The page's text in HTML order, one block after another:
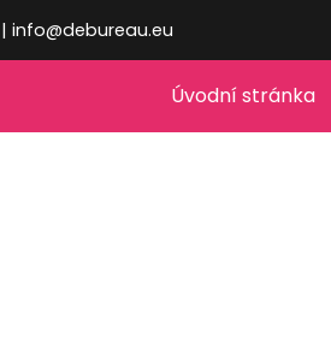
info@debureau.eu
Úvodní stránka